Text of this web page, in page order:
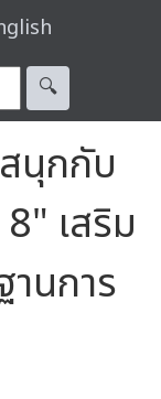
🔍︎
นุกกับ
เสริม
านการ